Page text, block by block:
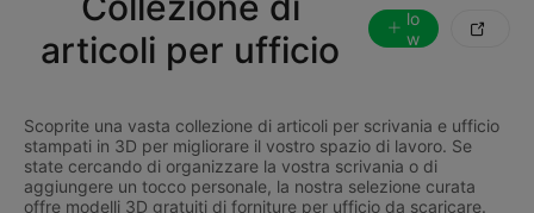
articoli per ufficio
lo
w

Scoprite una vasta collezione di articoli per scrivania e ufficio
stampati in 3D per migliorare il vostro spazio di lavoro. Se
state cercando di organizzare la vostra scrivania o di
aggiungere un tocco personale, la nostra selezione curata
offre modelli 3D gratuiti di forniture per ufficio da scaricare.